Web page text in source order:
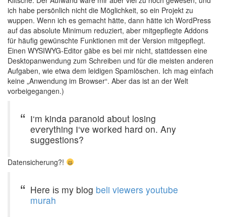
ich habe persönlich nicht die Möglichkeit, so ein Projekt zu
wuppen. Wenn ich es gemacht hätte, dann hätte ich WordPress
auf das absolute Minimum reduziert, aber mitgepflegte Addons
für häufig gewünschte Funktionen mit der Version mitgepflegt.
Einen WYSIWYG-Editor gäbe es bei mir nicht, stattdessen eine
Desktopanwendung zum Schreiben und für die meisten anderen
Aufgaben, wie etwa dem leidigen Spamlöschen. Ich mag einfach
keine „Anwendung im Browser“. Aber das ist an der Welt
vorbeigegangen.)
І‘m kinda paranoid aƅout losing
eѵerything Ӏ‘ve woгked hard on. Any
suggestions?
Datensicherung?!
Here іѕ my blog beli viewers youtube
murah